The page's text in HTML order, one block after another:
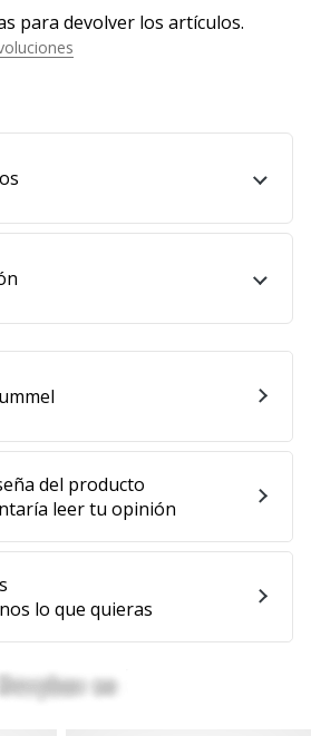
para devolver los artículos.
producto
del producto
leer tu opinión
lo que quieras